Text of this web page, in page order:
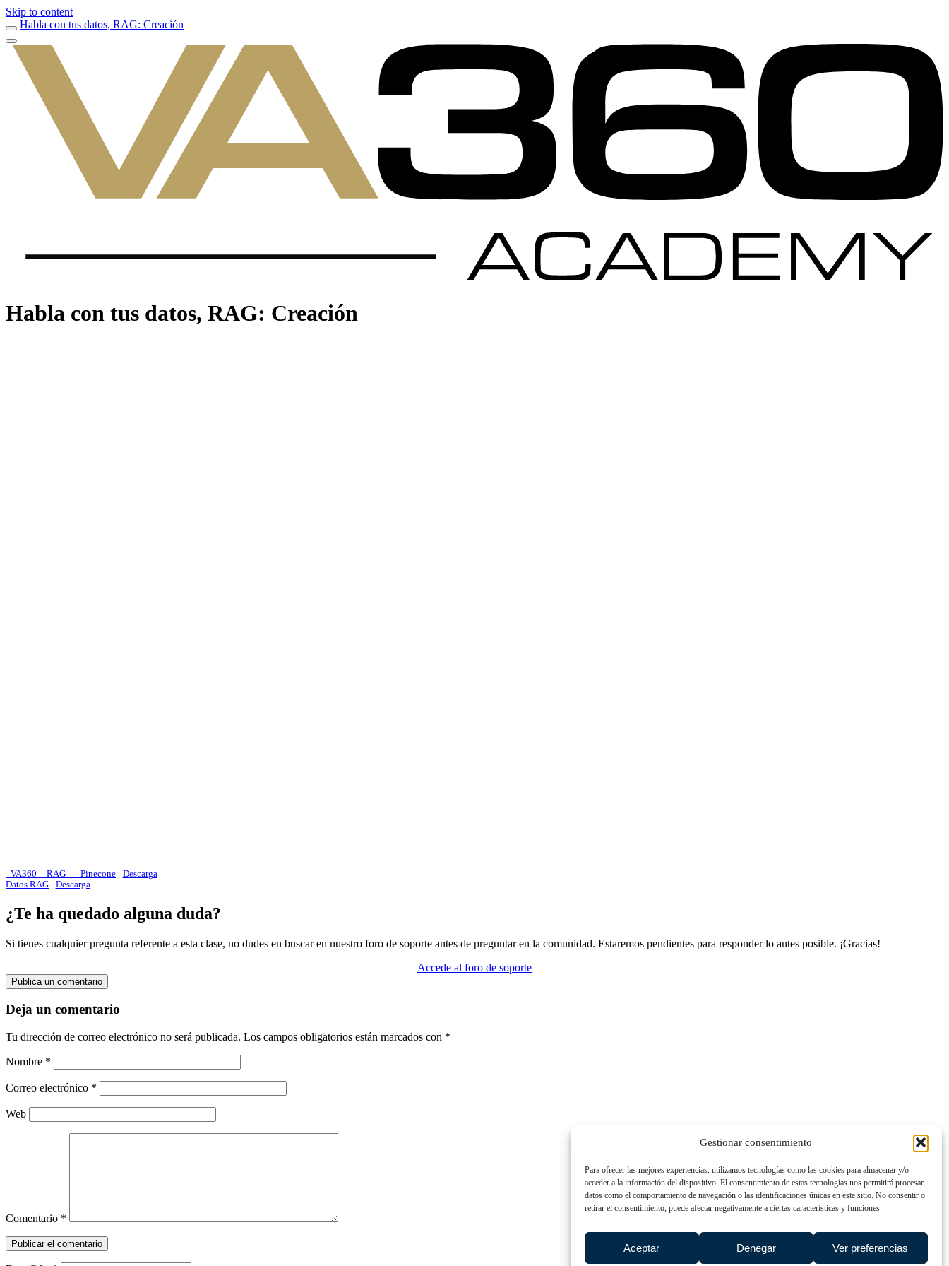
Gestionar consentimiento
Para ofrecer las mejores experiencias, utilizamos tecnologías como las cookies para almacenar y/o
acceder a la información del dispositivo. El consentimiento de estas tecnologías nos permitirá procesar
datos como el comportamiento de navegación o las identificaciones únicas en este sitio. No consentir o
retirar el consentimiento, puede afectar negativamente a ciertas características y funciones.
Aceptar Denegar Ver preferencias
Skip to content
Habla con tus datos, RAG: Creación
Habla con tus datos, RAG: Creación
_VA360__RAG___Pinecone
Descarga
Datos RAG
Descarga
¿Te ha quedado alguna duda?
Si tienes cualquier pregunta referente a esta clase, no dudes en buscar en nuestro foro de soporte antes de preguntar en la comunidad. Estaremos pendientes para responder lo antes posible. ¡Gracias!
Accede al foro de soporte
Publica un comentario
Deja un comentario
Tu dirección de correo electrónico no será publicada. Los campos obligatorios están marcados con *
Nombre *
Correo electrónico *
Web
Comentario *